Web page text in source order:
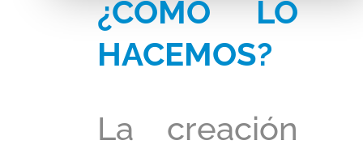
¿CÓMO LO
HACEMOS?
La creación